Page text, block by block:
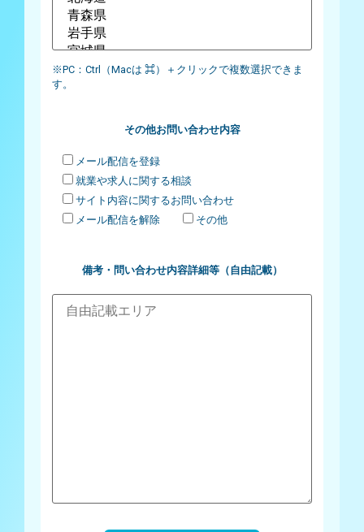
※PC：Ctrl（Macは ⌘）＋クリックで複数選択できま
す。
その他お問い合わせ内容
メール配信を登録
就業や求人に関する相談
サイト内容に関するお問い合わせ
メール配信を解除
その他
備考・問い合わせ内容詳細等（自由記載）